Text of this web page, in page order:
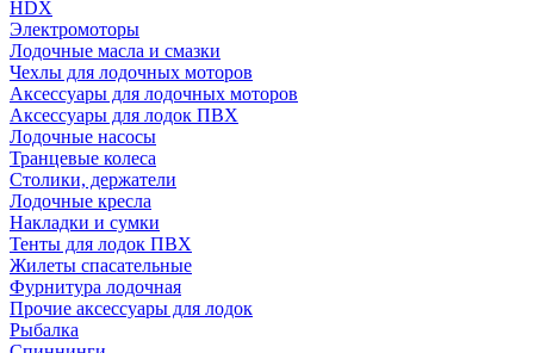
HDX
Электромоторы
Лодочные масла и смазки
Чехлы для лодочных моторов
Аксессуары для лодочных моторов
Аксессуары для лодок ПВХ
Лодочные насосы
Транцевые колеса
Столики, держатели
Лодочные кресла
Накладки и сумки
Тенты для лодок ПВХ
Жилеты спасательные
Фурнитура лодочная
Прочие аксессуары для лодок
Рыбалка